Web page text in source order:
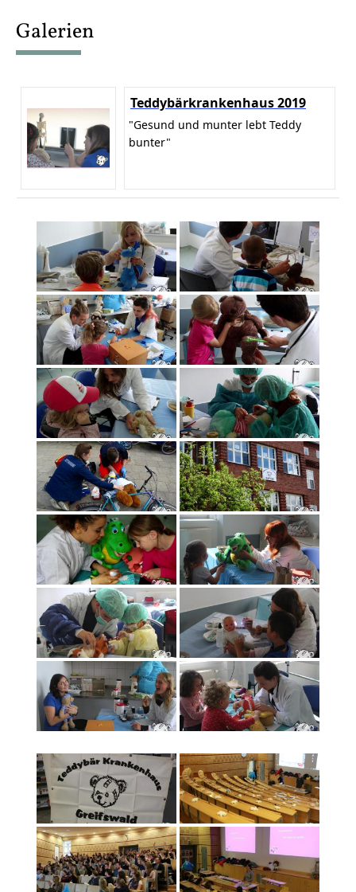
Galerien
Teddybärkrankenhaus 2019
"Gesund und munter lebt Teddy
bunter"